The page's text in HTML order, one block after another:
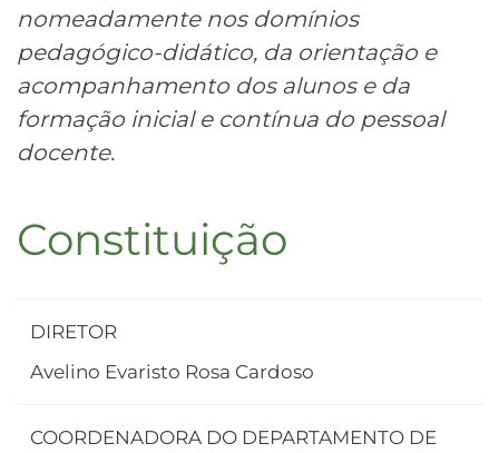
nomeadamente nos domínios
pedagógico-didático, da orientação e
acompanhamento dos alunos e da
formação inicial e contínua do pessoal
docente.
Constituição
DIRETOR
Avelino Evaristo Rosa Cardoso
COORDENADORA DO DEPARTAMENTO DE